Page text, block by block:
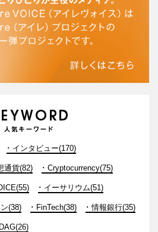
インタビュー(170)
通貨(82) Cryptocurrency(75)
イーサリウム(51)
(38) FinTech(38) 情報銀行(35)
DAG(26)